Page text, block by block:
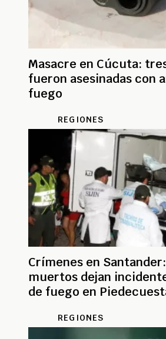
Masacre en Cúcuta:
fueron asesinadas con
fuego
REGIONES
Crímenes en
muertos dejan
de fuego en
REGIONES